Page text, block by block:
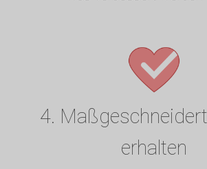
4.
erhalten